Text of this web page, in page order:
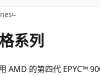
系列
AMD 的第四代 EPYC™